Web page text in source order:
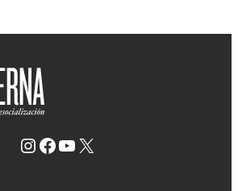
InstagramFacebook YouTube X